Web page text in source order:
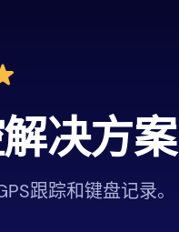
决方案
跟踪和键盘记录。
一切
用提供的东西都多。